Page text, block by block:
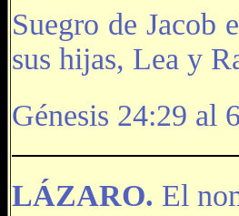
Suegro de Jacob
sus hijas, Lea y
Génesis 24:29 al
LÁZARO. El